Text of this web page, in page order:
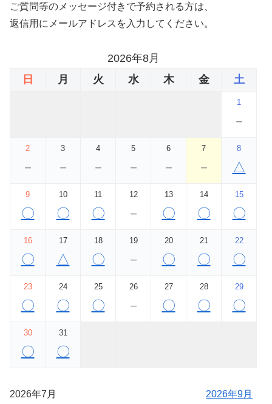
ご質問等のメッセージ付きで予約される方は、
返信用にメールアドレスを入力してください。
2026年8月
日
月 火 水 木 金 土
1
－
2
－
3
－
4
－
5
－
6
－
7
－
8
△
9
〇
10
〇
11
〇
12
－
13
〇
14
〇
15
〇
16
〇
17
△
18
〇
19
－
20
〇
21
〇
22
〇
23
〇
24
〇
25
〇
26
－
27
〇
28
〇
29
〇
30
〇
31
〇
2026年7月 2026年9月